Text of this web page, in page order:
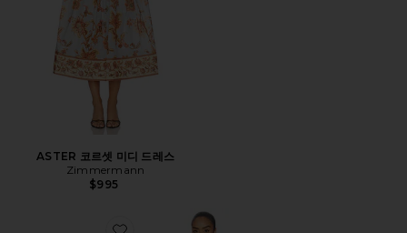
ASTER 코르셋 미디 드레스
Zimmermann
$995